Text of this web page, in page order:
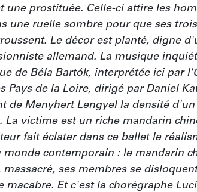
une prostituée. Celle-ci attire les
une ruelle sombre pour que ses
Le décor est planté, digne
allemand. La musique
de Béla Bartók, interprétée ici par
Pays de la Loire, dirigé par Daniel
de Menyhert Lengyel la densité d'un
La victime est un riche mandarin
fait éclater dans ce ballet le
monde contemporain : le mandarin
massacré, ses membres se
macabre. Et c'est la chorégraphe